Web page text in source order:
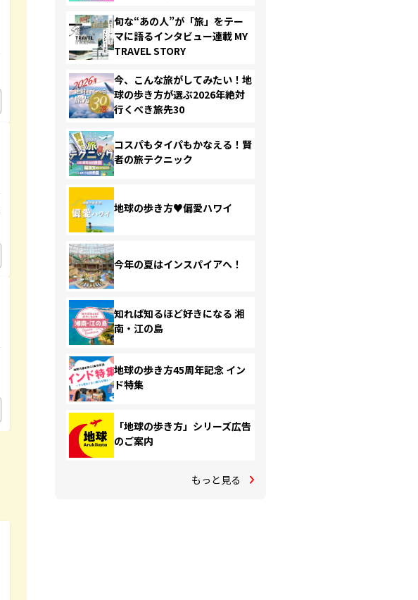
旬な“あの人”が「旅」をテー
マに語るインタビュー連載 MY
TRAVEL STORY
今、こんな旅がしてみたい！地
球の歩き方が選ぶ2026年絶対
行くべき旅先30
コスパもタイパもかなえる！賢
者の旅テクニック
地球の歩き方♥偏愛ハワイ
今年の夏はインスパイアへ！
知れば知るほど好きになる 湘
南・江の島
地球の歩き方45周年記念 イン
ド特集
「地球の歩き方」シリーズ広告
のご案内
もっと見る